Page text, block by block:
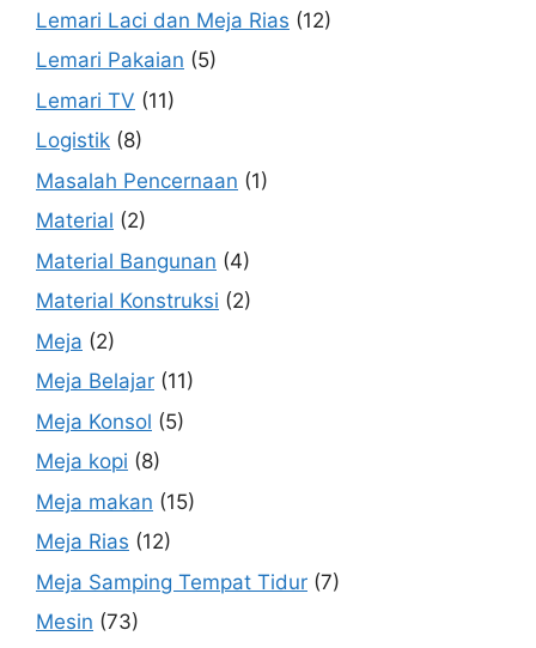
Lemari Laci dan Meja Rias (12)
Lemari Pakaian (5)
Lemari TV (11)
Logistik (8)
Masalah Pencernaan (1)
Material (2)
Material Bangunan (4)
Material Konstruksi (2)
Meja (2)
Meja Belajar (11)
Meja Konsol (5)
Meja kopi (8)
Meja makan (15)
Meja Rias (12)
Meja Samping Tempat Tidur (7)
Mesin (73)